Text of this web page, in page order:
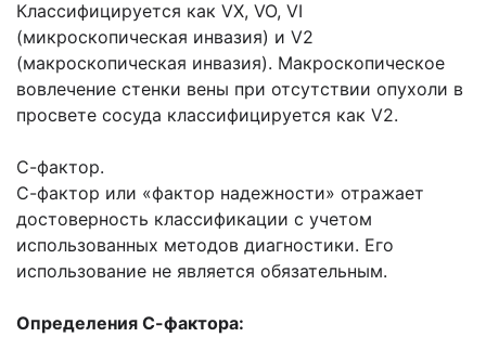
Классифицируется как VX, VO, VI
(микроскопическая инвазия) и V2
(макроскопическая инвазия). Макроскопическое
вовлечение стенки вены при отсутствии опухоли в
просвете сосуда классифицируется как V2.
С-фактор.
С-фактор или «фактор надежности» отражает
достоверность классификации с учетом
использованных методов диагностики. Его
использование не является обязательным.
Определения С-фактора: